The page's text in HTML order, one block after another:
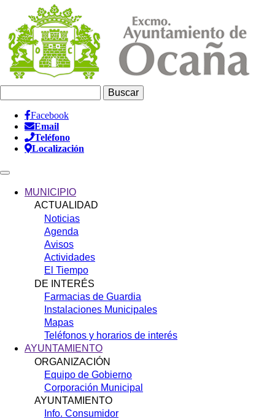
contenido
principal
Información
Header
Facebook
Email
Teléfono
Localización
navigationMUNICIPIO
ACTUALIDAD
Noticias
Agenda
Avisos
Actividades
El Tiempo
DE INTERÉS
Farmacias de Guardia
Instalaciones Municipales
Mapas
Teléfonos y horarios de interés
AYUNTAMIENTO
ORGANIZACIÓN
Equipo de Gobierno
Corporación Municipal
AYUNTAMIENTO
Info. Consumidor